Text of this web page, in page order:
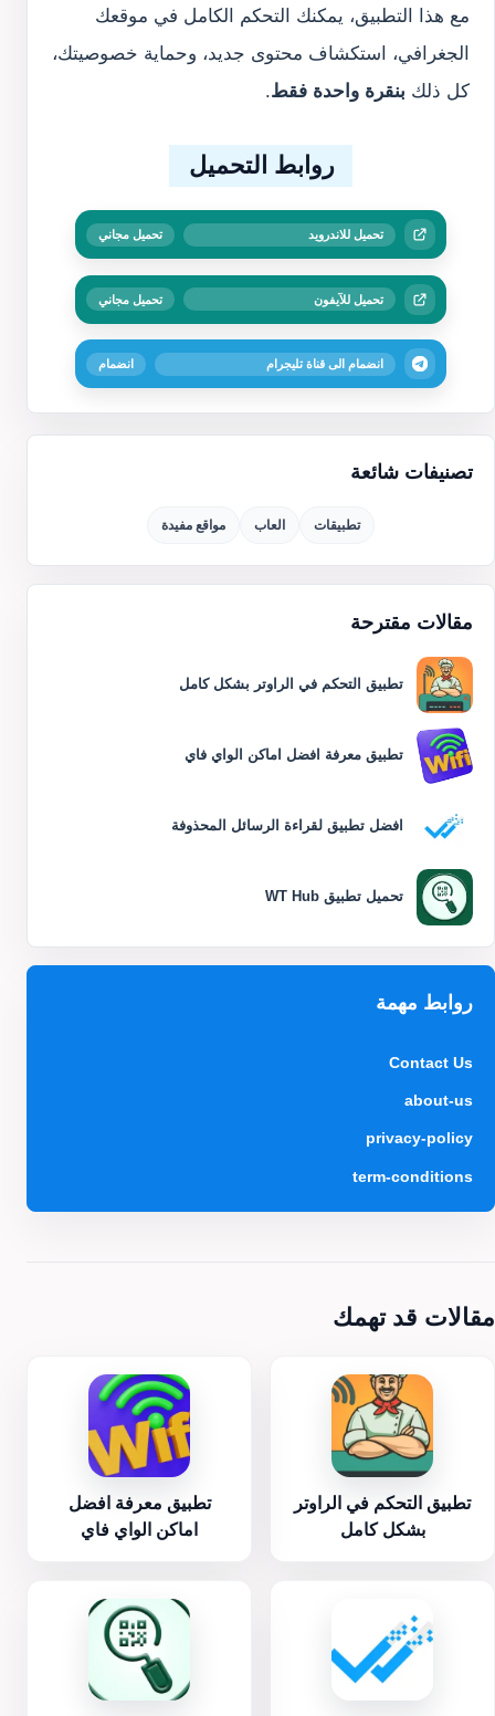
تصنيفات شائعة
تطبيقات العاب مواقع مفيدة
مقالات مقترحة
تطبيق التحكم في الراوتر بشكل كامل
تطبيق معرفة افضل اماكن الواي فاي
افضل تطبيق لقراءة الرسائل المحذوفة
تحميل تطبيق WT Hub
روابط مهمة
Contact Us
about-us
privacy-policy
term-conditions
مع هذا التطبيق، يمكنك التحكم الكامل في موقعك
الجغرافي، استكشاف محتوى جديد، وحماية خصوصيتك،
كل ذلك بنقرة واحدة فقط.
روابط التحميل
تحميل للاندرويد تحميل مجاني
تحميل للآيفون تحميل مجاني
انضمام الى قناة تليجرام انضمام
مقالات قد تهمك
تطبيق التحكم في الراوتر
بشكل كامل
تطبيق معرفة افضل
اماكن الواي فاي